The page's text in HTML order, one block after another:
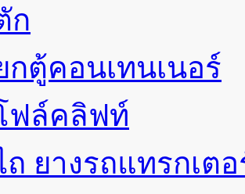
ก
กตู้คอนเทนเนอร์
ฟล์คลิฟท์
ถ ยางรถแทรกเตอ